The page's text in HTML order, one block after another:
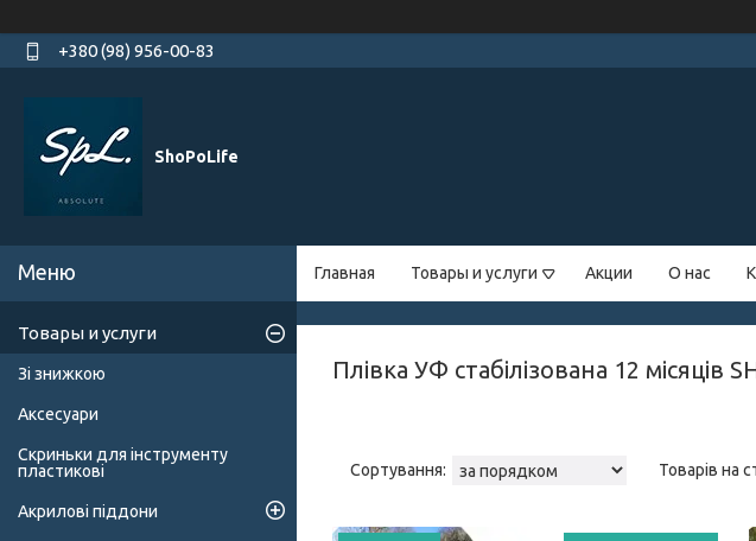
+380 (98) 956-00-83
ShoPoLife
Главная Товары и услуги Акции О нас
Плівка УФ стабілізована 12 місяців
Товары и услуги
Зі знижкою
Аксесуари
Скриньки для інструменту
пластикові
Акрилові піддони